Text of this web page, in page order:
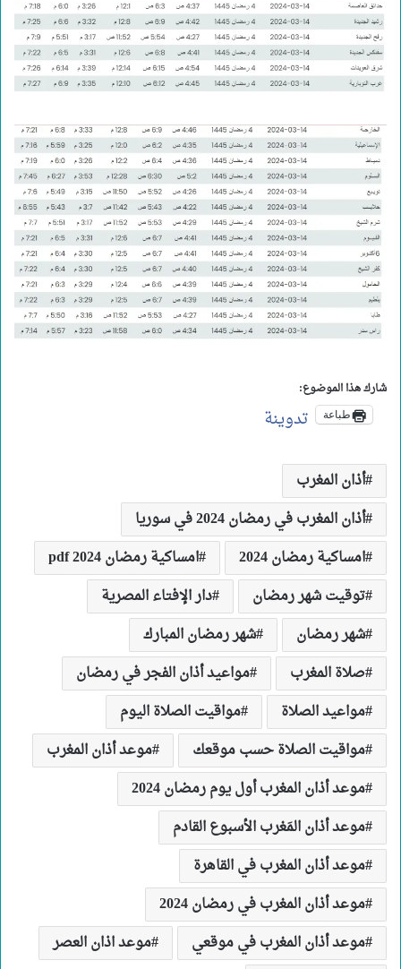
شارك هذا الموضوع:
طباعة تدوينة
أذان المغرب
أذان المغرب في رمضان 2024 في سوريا
امساكية رمضان 2024
امساكية رمضان 2024 pdf
توقيت شهر رمضان
دار الإفتاء المصرية
شهر رمضان
شهر رمضان المبارك
صلاة المغرب
مواعيد أذان الفجر في رمضان
مواعيد الصلاة
مواقيت الصلاة اليوم
مواقيت الصلاة حسب موقعك
موعد أذان المغرب
موعد أذان المغرب أول يوم رمضان 2024
موعد أذان المَغرب الأسبوع القادم
موعد أذان المغرب في القاهرة
موعد أذان المغرب في رمضان 2024
موعد أذان المغرب في موقعي
موعد اذان العصر